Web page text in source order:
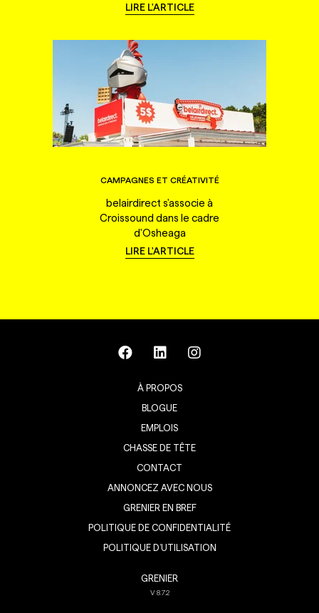
LIRE L'ARTICLE
CAMPAGNES ET CRÉATIVITÉ
belairdirect s'associe à
Croissound dans le cadre
d'Osheaga
LIRE L'ARTICLE
À PROPOS
BLOGUE
EMPLOIS
CHASSE DE TÊTE
CONTACT
ANNONCEZ AVEC NOUS
GRENIER EN BREF
POLITIQUE DE CONFIDENTIALITÉ
POLITIQUE D’UTILISATION
GRENIER
V8.7.2